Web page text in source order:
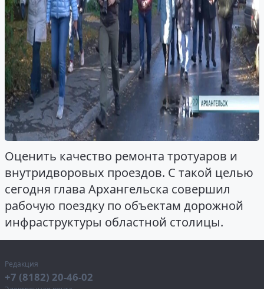
Оценить качество ремонта тротуаров и
внутридворовых проездов. С такой целью
сегодня глава Архангельска совершил
рабочую поездку по объектам дорожной
инфраструктуры областной столицы.
Редакция
+7 (8182) 20-46-02